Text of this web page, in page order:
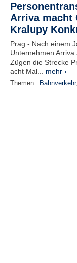
Arriva macht
Kralupy
Prag - Nach einem
Unternehmen
Zügen die Strecke
acht Mal... mehr ›
Themen: Bahnverkehr,